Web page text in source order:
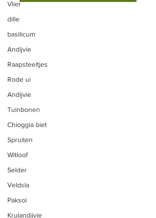
Vlier
dille
basilicum
Andijvie
Raapsteeltjes
Rode ui
Andijvie
Tuinbonen
Chioggia biet
Spruiten
Witloof
Selder
Veldsla
Paksoi
Krulandijvie
ONS AANBOD
Groenten
Vlees
Snijbloemen
Eieren
Zelfoogst
Zelfpluk
Hoevevlees